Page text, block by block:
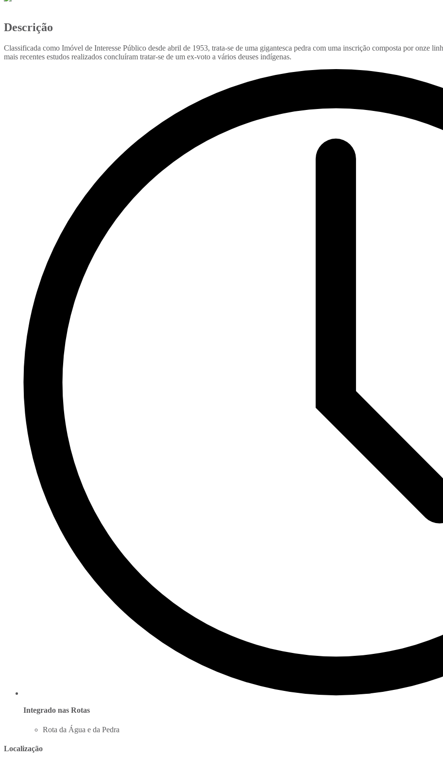
Descrição
Classificada como Imóvel de Interesse Público desde abril de 1953, trata-se de uma gigantesca pedra com uma inscrição composta por onze
mais recentes estudos realizados concluíram tratar-se de um ex-voto a vários deuses indígenas.
Integrado nas Rotas
Rota da Água e da Pedra
Localização